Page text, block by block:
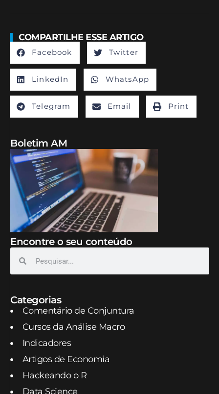
COMPARTILHE ESSE ARTIGO
Facebook Twitter
LinkedIn WhatsApp
Telegram Email Print
Boletim AM
Encontre o seu conteúdo
Categorias
Comentário de Conjuntura
Cursos da Análise Macro
Indicadores
Artigos de Economia
Hackeando o R
Data Science